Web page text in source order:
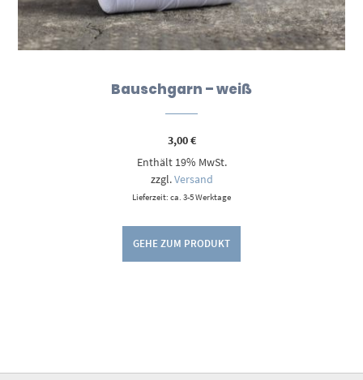
Bauschgarn – weiß
3,00€
Enthält 19% MwSt.
zzgl.Versand
Lieferzeit: ca. 3-5 Werktage
GEHE ZUM PRODUKT